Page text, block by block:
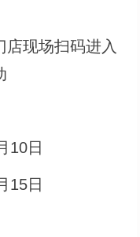
现场扫码进入
日
日